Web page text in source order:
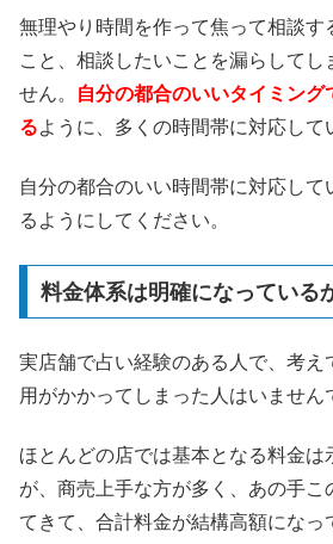
無理やり時間を作って焦って相談す
こと、相談したいことを漏らしてし
せん。
自分の都合のいいタイミング
るように、多くの時間帯に対応して
自分の都合のいい時間帯に対応して
るようにしてください。
料金体系は明確になっている
実店舗で占い経験のある人で、考え
用がかかってしまった人はいません
ほとんどの店では基本となる料金は
が、商売上手な方が多く、あの手こ
てきて、合計料金が結構高額になっ